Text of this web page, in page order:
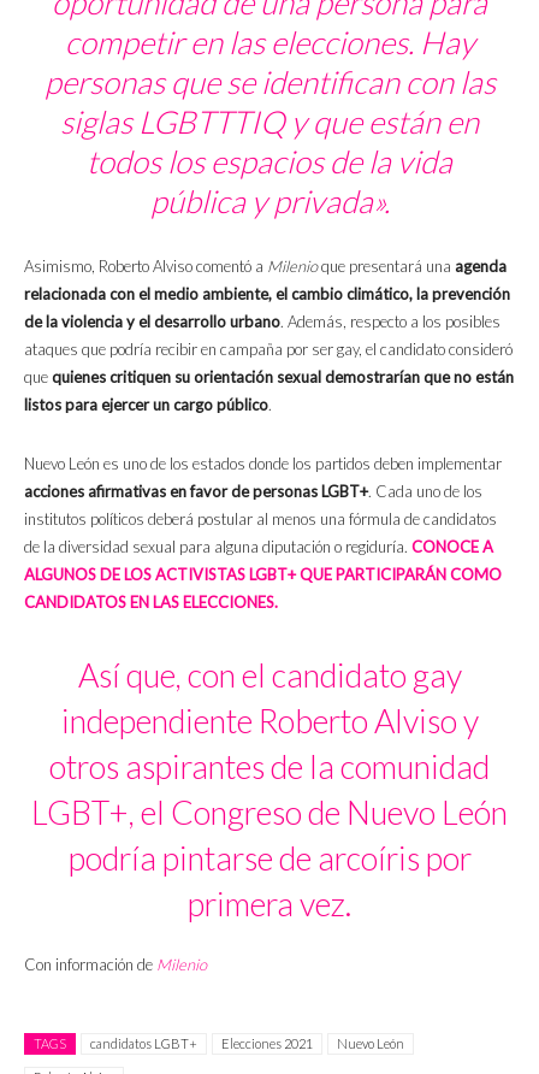
competir en las elecciones. Hay
personas que se identifican con las
siglas LGBTTTIQ y que están en
todos los espacios de la vida
pública y privada».
Asimismo, Roberto Alviso comentó a Milenioque presentará una agenda
relacionada con el medio ambiente, el cambio climático, la prevención
de la violencia y el desarrollo urbano. Además, respecto a los posibles
ataques que podría recibir en campaña por ser gay, el candidato consideró
quequienes critiquen su orientación sexual demostrarían que no están
listos para ejercer un cargo público.
Nuevo León es uno de los estados donde los partidos deben implementar
acciones afirmativas en favor de personas LGBT+. Cada uno de los
institutos políticos deberá postular al menos una fórmula de candidatos
de la diversidad sexual para alguna diputación o regiduría. CONOCE A
ALGUNOS DE LOS ACTIVISTAS LGBT+ QUE PARTICIPARÁN COMO
CANDIDATOS EN LAS ELECCIONES.
Así que, con el candidato gay
independiente Roberto Alviso y
otros aspirantes de la comunidad
LGBT+, el Congreso de Nuevo León
podría pintarse de arcoíris por
primera vez.
Con información de Milenio
TAGS candidatos LGBT+ Elecciones 2021 Nuevo León